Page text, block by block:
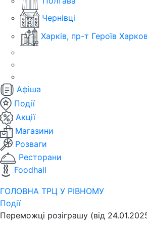
Чернівці
Харків, пр-т Героїв
Афіша
Події
Акції
Магазини
Розваги
Ресторани
Foodhall
ГОЛОВНА ТРЦ У РІВНОМУ
Події
Переможці розіграшу (від